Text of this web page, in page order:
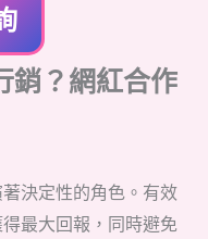
銷？網紅合作
決定性的角色。有效
最大回報，同時避免